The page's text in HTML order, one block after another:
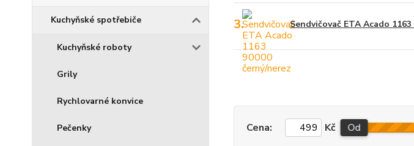
Kuchyňské spotřebiče
Kuchyňské roboty
Grily
Rychlovarné konvice
Pečenky
3. Sendvičovač ETA Acado
Cena: Kč Od